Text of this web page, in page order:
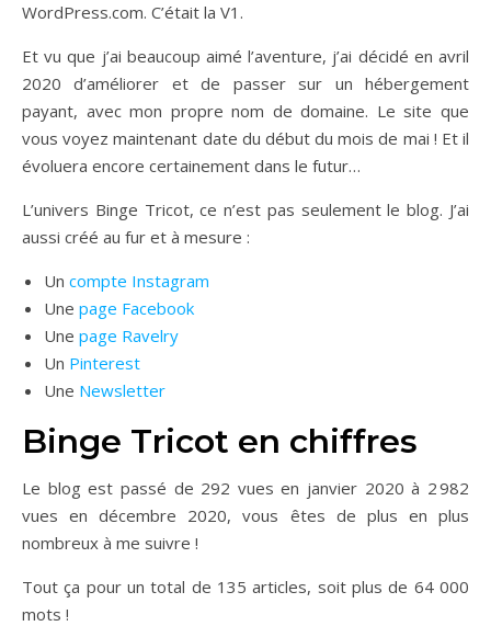
WordPress.com. C’était la V1.
Et vu que j’ai beaucoup aimé l’aventure, j’ai décidé en avril
2020 d’améliorer et de passer sur un hébergement
payant, avec mon propre nom de domaine. Le site que
vous voyez maintenant date du début du mois de mai ! Et il
évoluera encore certainement dans le futur…
L’univers Binge Tricot, ce n’est pas seulement le blog. J’ai
aussi créé au fur et à mesure :
Un compte Instagram
Une page Facebook
Une page Ravelry
Un Pinterest
Une Newsletter
Binge Tricot en chiffres
Le blog est passé de 292 vues en janvier 2020 à 2 982
vues en décembre 2020, vous êtes de plus en plus
nombreux à me suivre !
Tout ça pour un total de 135 articles, soit plus de 64 000
mots !